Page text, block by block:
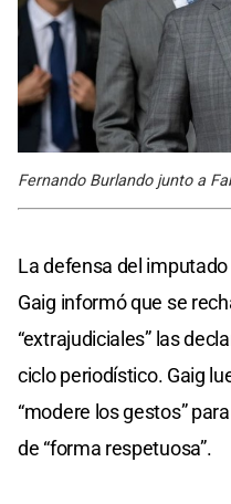
Fernando Burlando junto a
La defensa del
Gaig informó que se
“extrajudiciales” las
ciclo periodístico. Gaig
“modere los gestos”
de “forma respetuosa”.